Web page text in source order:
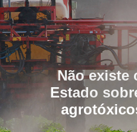
Não existe
Estado